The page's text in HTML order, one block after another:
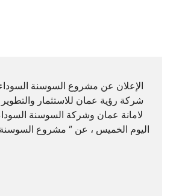
الإعلان عن مشروع السوسنة
شركة رؤية عمان للاستثمار والتطوير
لامانة عمان وشركة السوسنة
اليوم الخميس ، عن ” مشروع